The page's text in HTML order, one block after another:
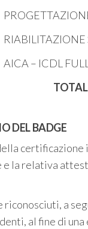
AICA – ICDL
DEL BADGE
la relativa
a
al fine di